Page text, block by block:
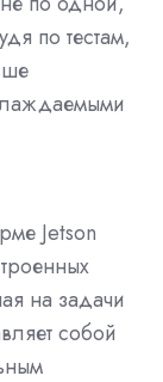
по тестам,
Jetson
на задачи
собой